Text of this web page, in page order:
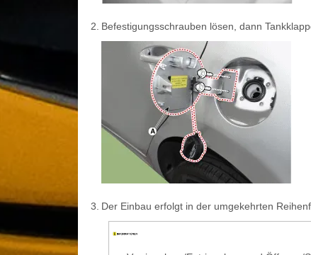
2. Befestigungsschrauben lösen, dann
3. Der Einbau erfolgt in der umgekehrten